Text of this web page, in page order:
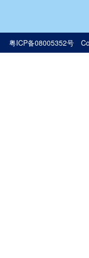
粤ICP备08005352号